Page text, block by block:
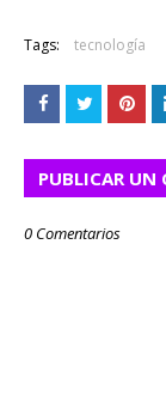
Tags: tecnología
PUBLICAR UN
0 Comentarios